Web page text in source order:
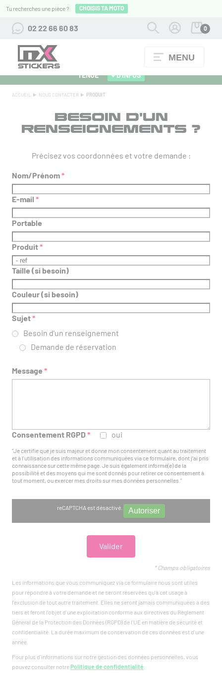
Tu recherches une pièce ? CHOISIS TA MOTO
02 22 66 60 83 0
MENU
ALPINESTARS 27 : FLOCAGE OFFERT POUR L'ACHAT D'UNE
TENUE
+ D'INFOS
ACCUEIL NOUS CONTACTER PRODUIT
BESOIN D'UN
RENSEIGNEMENTS ?
Précisez vos coordonnées et votre demande :
Nom/Prénom*
E-mail *
Portable
Produit*
Taille (si besoin)
Couleur (si besoin)
Sujet*
Besoin d'un renseignement
Demande de réservation
Message *
Consentement RGPD * oui
"Je certifie que je suis majeur et donne mon consentement quant au traitement
et à l'utilisation des informations communiquées via ce formulaire, dont j’ai pris
connaissance sur cette même page. Je suis également informé(e) de la
possibilité et des moyens qui me sont donnés pour retirer ce consentement à
tout moment, ou exercer mes droits sur mes données personnelles."
reCAPTCHA est désactivé. Autoriser
* Champs obligatoires
Les informations que vous communiquez via ce formulaire nous sont utiles
pour répondre à votre demande et ne seront réservées qu'à cet usage à
l'exclusion de tout autre traitement. Elles ne seront jamais communiquées à des
tiers et feront l'objet d'une exploitation conforme aux directives du Règlement
Général de la Protection des Données (RGPD) de l'UE en matière de sécurité et
confidentialité. La durée maximum de conservation de ces données est d'une
année.
Pour plus d'informations sur notre gestion des données personnelles, vous
pouvez consulter notrePolitique de confidentialité